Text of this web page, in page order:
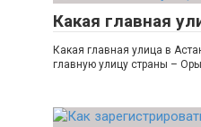
Какая главная
Какая главная улица в
главную улицу страны –